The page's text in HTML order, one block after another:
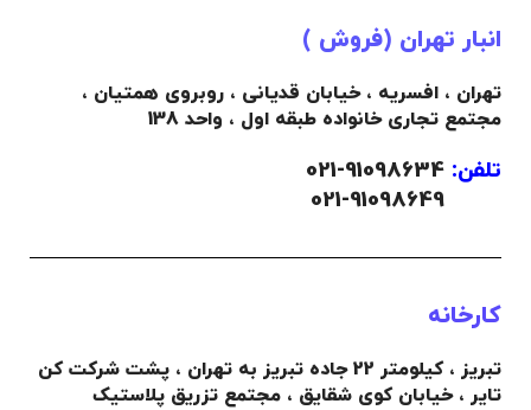
(دانلود لیست قیمت
.
انبار تهران (فروش )
تهران ، افسریه ، خیابان قدیانی ، روبروی همتیان ،
مجتمع تجاری خانواده طبقه اول ، واحد 138
تلفن:
کارخانه
تبریز ، کیلومتر 22 جاده تبریز به تهران ، پشت شرکت کن
تایر ، خیابان کوی شقایق ، مجتمع تزریق پلاستیک